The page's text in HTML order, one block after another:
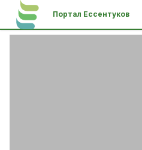
Портал Ессентуков